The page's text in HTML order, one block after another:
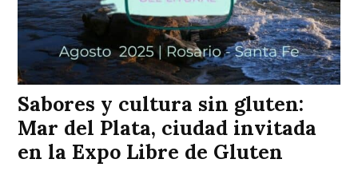
Sabores y cultura sin gluten:
Mar del Plata, ciudad invitada
en la Expo Libre de Gluten